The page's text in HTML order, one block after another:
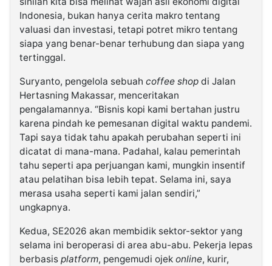
Indonesia, bukan hanya cerita makro tentang
valuasi dan investasi, tetapi potret mikro tentang
siapa yang benar-benar terhubung dan siapa yang
tertinggal.
Suryanto, pengelola sebuah coffee shop di Jalan
Hertasning Makassar, menceritakan
pengalamannya. “Bisnis kopi kami bertahan justru
karena pindah ke pemesanan digital waktu pandemi.
Tapi saya tidak tahu apakah perubahan seperti ini
dicatat di mana-mana. Padahal, kalau pemerintah
tahu seperti apa perjuangan kami, mungkin insentif
atau pelatihan bisa lebih tepat. Selama ini, saya
merasa usaha seperti kami jalan sendiri,”
ungkapnya.
Kedua, SE2026 akan membidik sektor-sektor yang
selama ini beroperasi di area abu-abu. Pekerja lepas
berbasis platform, pengemudi ojek online, kurir,